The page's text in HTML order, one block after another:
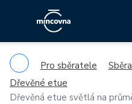
Pro sběratele
Dřevěné etue
Dřevěná etue světlá na